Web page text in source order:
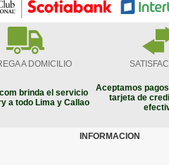
A DOMICILIO
brinda el servicio
a todo Lima y Callao
Aceptamos
tarjeta de
INFORMACION